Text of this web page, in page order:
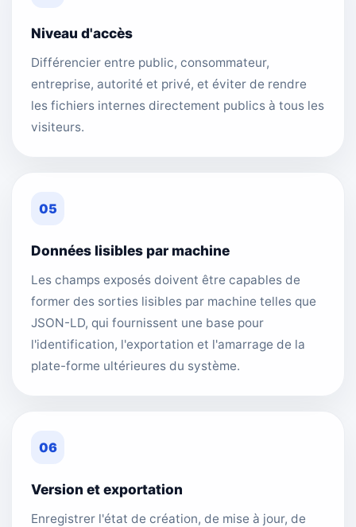
Niveau d'accès
Différencier entre public, consommateur,
entreprise, autorité et privé, et éviter de rendre
les fichiers internes directement publics à tous les
visiteurs.
05
Données lisibles par machine
Les champs exposés doivent être capables de
former des sorties lisibles par machine telles que
JSON-LD, qui fournissent une base pour
l'identification, l'exportation et l'amarrage de la
plate-forme ultérieures du système.
06
Version et exportation
Enregistrer l'état de création, de mise à jour, de